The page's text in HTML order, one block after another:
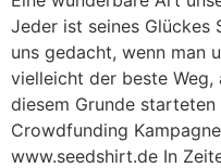
Jeder ist seines Glückes
uns gedacht, wenn man
vielleicht der beste Weg,
diesem Grunde
Crowdfunding
www.seedshirt.de In